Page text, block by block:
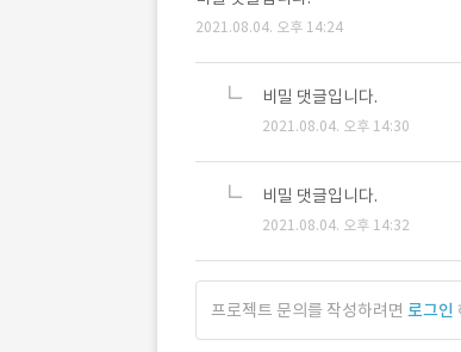
2021.08.04. 오후 14:24
비밀 댓글입니다.
2021.08.04. 오후 14:30
비밀 댓글입니다.
2021.08.04. 오후 14:32
프로젝트 문의를 작성하려면 로그인